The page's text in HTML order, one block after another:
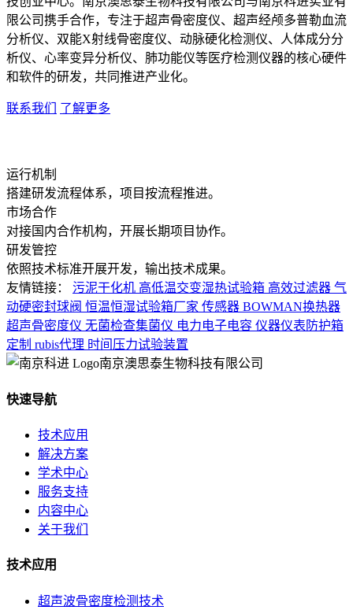
限公司携手合作，专注于超声骨密度仪、超声经颅多普勒血流
分析仪、双能X射线骨密度仪、动脉硬化检测仪、人体成分分
析仪、心率变异分析仪、肺功能仪等医疗检测仪器的核心硬件
和软件的研发，共同推进产业化。
联系我们 了解更多
运行机制
搭建研发流程体系，项目按流程推进。
市场合作
对接国内合作机构，开展长期项目协作。
研发管控
依照技术标准开展开发，输出技术成果。
友情链接：
污泥干化机 高低温交变湿热试验箱 高效过滤器 气
动硬密封球阀 恒温恒湿试验箱厂家 传感器 BOWMAN换热器
超声骨密度仪 无菌检查集菌仪 电力电子电容 仪器仪表防护箱
定制 rubis代理 时间压力试验装置
南京澳思泰生物科技有限公司
快速导航
技术应用
解决方案
学术中心
服务支持
内容中心
关于我们
技术应用
超声波骨密度检测技术